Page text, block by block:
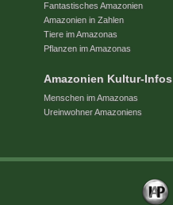
Fantastisches Amazonien
Amazonien in Zahlen
Tiere im Amazonas
Pflanzen im Amazonas
Amazonien Kultur-Infos
Menschen im Amazonas
Ureinwohner Amazoniens